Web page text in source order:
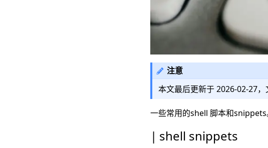
注意
本文最后更新于2026-02-27，
一些常用的shell 脚本和snippets
shell snippets